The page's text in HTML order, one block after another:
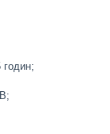
годин;